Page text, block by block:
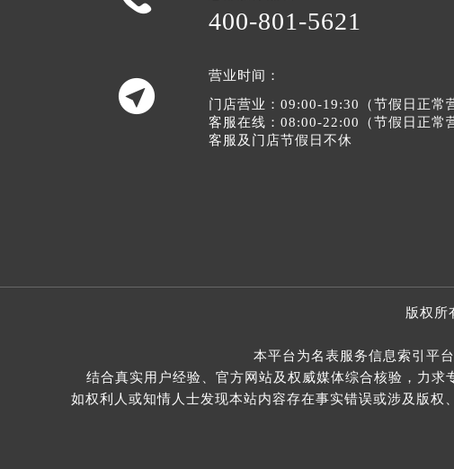
400-801-5621

营业时间：
门店营业：09:00-19:30（节假日正常
客服在线：08:00-22:00（节假日正常
客服及门店节假日不休
版权所
本平台为名表服务信息索引平
结合真实用户经验、官方网站及权威媒体综合核验，力
如权利人或知情人士发现本站内容存在事实错误或涉及版权